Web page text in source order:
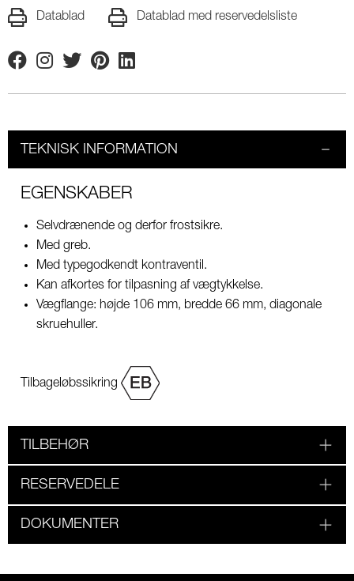
Datablad Datablad med reservedelsliste
FacebookInstagram
TwitterPinterestLinkedin
TEKNISK INFORMATION
EGENSKABER
Selvdrænende og derfor frostsikre.
Med greb.
Med typegodkendt kontraventil.
Kan afkortes for tilpasning af vægtykkelse.
Vægflange: højde 106 mm, bredde 66 mm, diagonale
skruehuller.
Tilbageløbssikring
TILBEHØR
RESERVEDELE
DOKUMENTER